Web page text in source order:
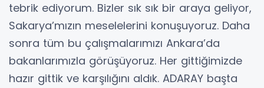
tebrik ediyorum. Bizler sık sık bir araya geliyor,
Sakarya’mızın meselelerini konuşuyoruz. Daha
sonra tüm bu çalışmalarımızı Ankara’da
bakanlarımızla görüşüyoruz. Her gittiğimizde
hazır gittik ve karşılığını aldık. ADARAY başta